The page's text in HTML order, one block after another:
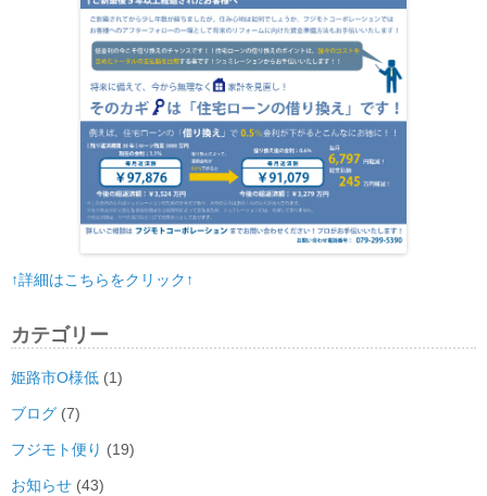
↑詳細はこちらをクリック↑
カテゴリー
姫路市O様低 (1)
ブログ (7)
フジモト便り (19)
お知らせ (43)